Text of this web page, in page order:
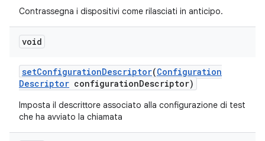
Contrassegna i dispositivi come rilasciati in anticipo.
void
setConfigurationDescriptor(Configuration
Descriptor configurationDescriptor)
Imposta il descrittore associato alla configurazione di test
che ha avviato la chiamata